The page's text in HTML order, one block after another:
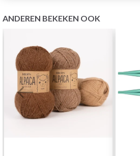
ANDEREN BEKEKEN OOK